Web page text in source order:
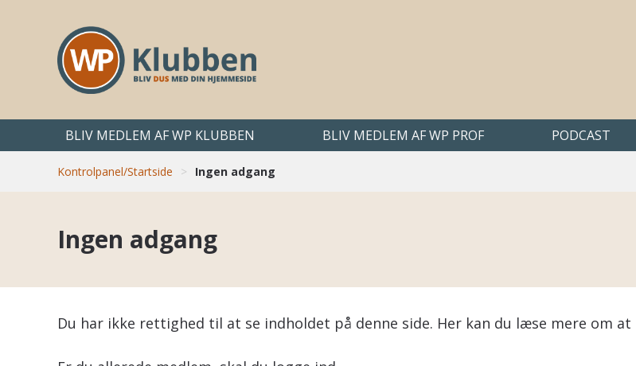
BLIV MEDLEM AF WP KLUBBEN BLIV MEDLEM AF WP PROF PODCAST
Kontrolpanel/Startside > Ingen adgang
Ingen adgang
Du har ikke rettighed til at se indholdet på denne side. Her kan du læse mere om at